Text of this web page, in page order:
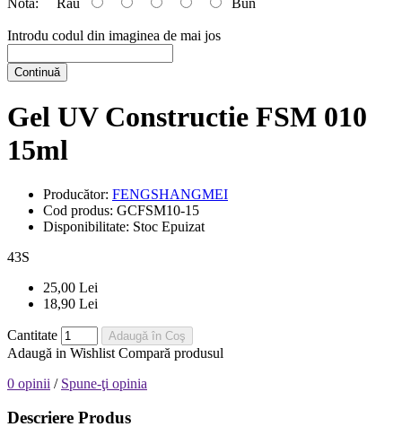
Introdu codul din imaginea de mai jos
Continuă
Gel UV Constructie FSM 010
15ml
Producător: FENGSHANGMEI
Cod produs: GCFSM10-15
Disponibilitate: Stoc Epuizat
43S
25,00 Lei
18,90 Lei
Cantitate Adaugă în Coş
Adaugă in Wishlist Compară produsul
0 opinii / Spune-ţi opinia
Descriere Produs